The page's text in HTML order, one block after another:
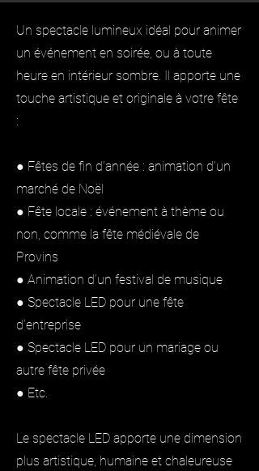
Un spectacle lumineux idéal pour animer
un événement en soirée, ou à toute
heure en intérieur sombre. Il apporte une
touche artistique et originale à votre fête
:
● Fêtes de fin d’année : animation d’un
marché de Noël
● Fête locale : événement à thème ou
non, comme la fête médiévale de
Provins
● Animation d’un festival de musique
● Spectacle LED pour une fête
d’entreprise
● Spectacle LED pour un mariage ou
autre fête privée
● Etc.
Le spectacle LED apporte une dimension
plus artistique, humaine et chaleureuse